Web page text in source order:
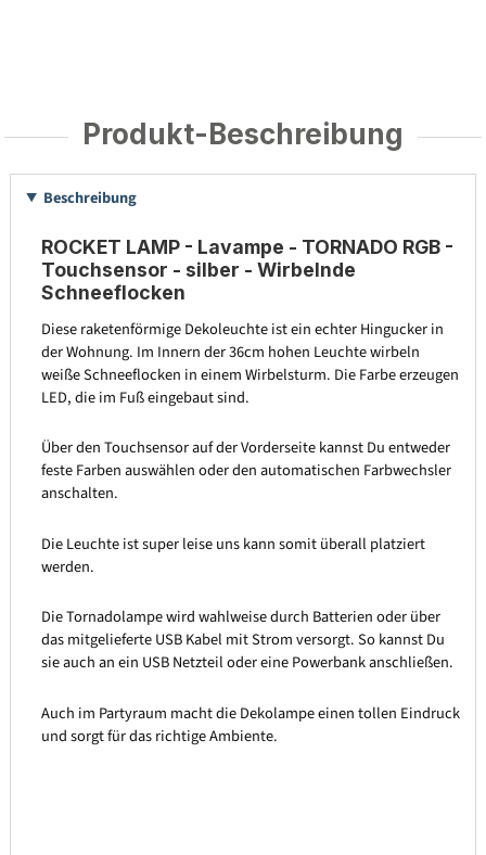
Produkt-Beschreibung
Beschreibung
ROCKET LAMP - Lavampe - TORNADO RGB -
Touchsensor - silber - Wirbelnde
Schneeflocken
Diese raketenförmige Dekoleuchte ist ein echter Hingucker in
der Wohnung. Im Innern der 36cm hohen Leuchte wirbeln
weiße Schneeflocken in einem Wirbelsturm. Die Farbe erzeugen
LED, die im Fuß eingebaut sind.
Über den Touchsensor auf der Vorderseite kannst Du entweder
feste Farben auswählen oder den automatischen Farbwechsler
anschalten.
Die Leuchte ist super leise uns kann somit überall platziert
werden.
Die Tornadolampe wird wahlweise durch Batterien oder über
das mitgelieferte USB Kabel mit Strom versorgt. So kannst Du
sie auch an ein USB Netzteil oder eine Powerbank anschließen.
Auch im Partyraum macht die Dekolampe einen tollen Eindruck
und sorgt für das richtige Ambiente.